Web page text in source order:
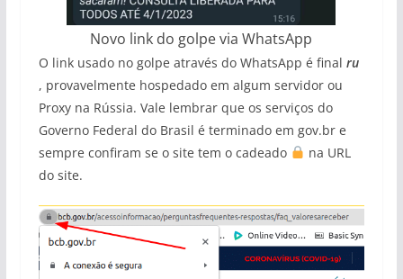
Novo link do golpe via WhatsApp
O link usado no golpe através do WhatsApp é final ru
, provavelmente hospedado em algum servidor ou
Proxy na Rússia. Vale lembrar que os serviços do
Governo Federal do Brasil é terminado em gov.br e
sempre confiram se o site tem o cadeado
na URL
do site.